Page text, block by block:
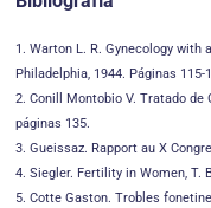
1. Warton L. R. Gynecology with
Philadelphia, 1944. Páginas 115-
2. Conill Montobio V. Tratado de
páginas 135.
3. Gueissaz. Rapport au X
4. Siegler. Fertility in Women, T.
5. Cotte Gaston. Trobles